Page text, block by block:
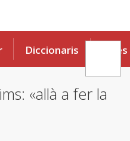
Diccionaris Eines
«allà a fer la